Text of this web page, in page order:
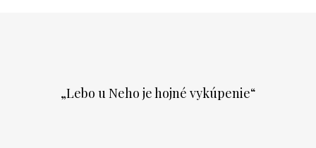
„Lebo u Neho je hojné vykúpenie“